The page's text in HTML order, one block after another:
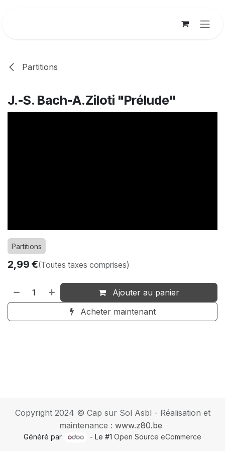
Partitions
J.-S. Bach-A.Ziloti "Prélude"
Partitions
2,99 €(Toutes taxes comprises)
Ajouter au panier
Acheter maintenant
Copyright 2024 © Cap sur Sol Asbl - Réalisation et
maintenance : www.z80.be
Généré par - Le #1Open Source eCommerce